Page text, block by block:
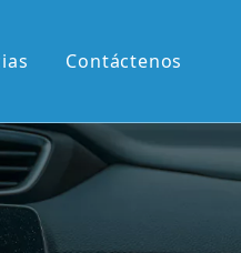
Contáctenos